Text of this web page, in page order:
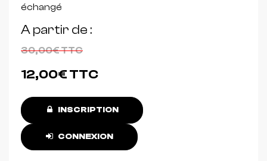
échangé
A partir de
30,00€TTC
12,00€TTC
INSCRIPTION
CONNEXION